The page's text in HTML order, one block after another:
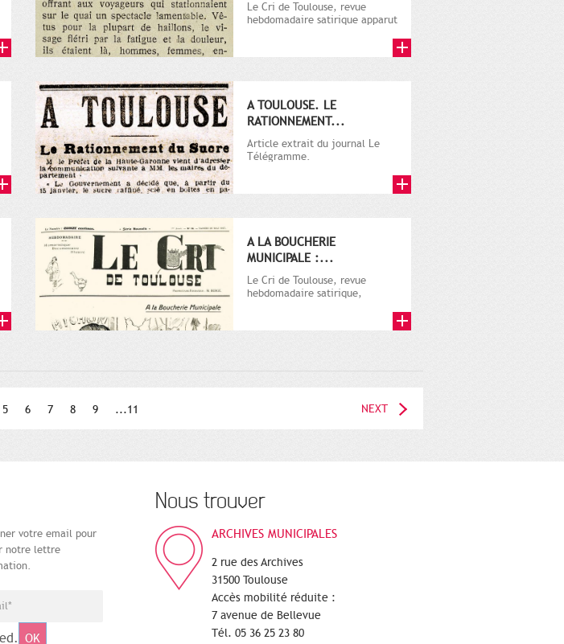
Le Cri de Toulouse, revue
hebdomadaire satirique apparut
A TOULOUSE. LE
RATIONNEMENT...
Article extrait du journal Le
Télégramme.
A LA BOUCHERIE
MUNICIPALE :...
Le Cri de Toulouse, revue
hebdomadaire satirique,
5 6 7 8 9 ...11 NEXT
votre email pour
notre lettre
OK
Nous trouver
ARCHIVES MUNICIPALES
2 rue des Archives
31500 Toulouse
Accès mobilité réduite :
7 avenue de Bellevue
Tél. 05 36 25 23 80